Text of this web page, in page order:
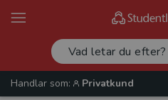
Handlar som:
Privatkund